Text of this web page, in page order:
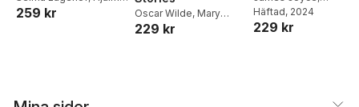
Söderberg
259 kr Oscar Wilde, Mary
Shelley,
229 kr
Katherine Mansfield
Edith Wharton
Häftad, 2024
229 kr